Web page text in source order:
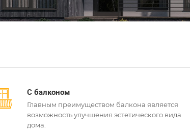
С балконом
Главным преимуществом балкона является
возможность улучшения эстетического вида
дома.